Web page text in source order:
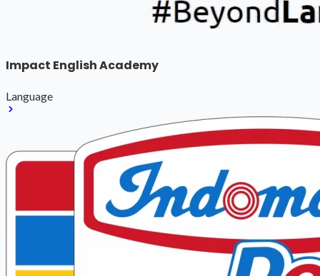
Impact English Academy
Language